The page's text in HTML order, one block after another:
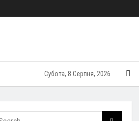
Субота, 8 Серпня, 2026